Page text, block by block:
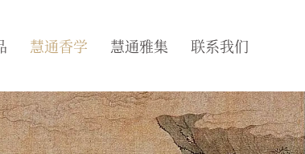
慧通香学 慧通雅集 联系我们